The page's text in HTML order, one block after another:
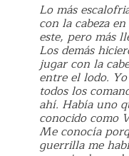
Lo más
con la cabeza
este, pero más
Los demás
jugar con la
entre el lodo.
todos los
ahí. Había uno
conocido como
Me conocía
guerrilla me